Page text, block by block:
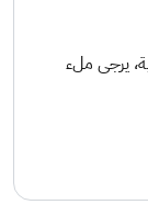
يرجى ملء